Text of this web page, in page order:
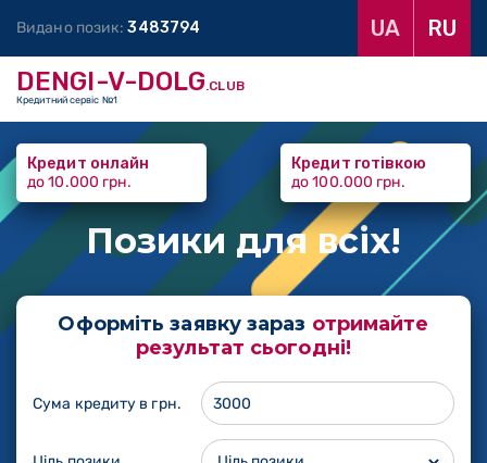
Видано позик:3483794 UA RU
DENGI-V-DOLG.CLUB
Кредитний сервіс №1
Кредит онлайн
до 10.000 грн.
Кредит готівкою
до 100.000 грн.
Позики для всіх!
Оформіть заявку зараз отримайте
результат сьогодні!
Сума кредиту в грн.